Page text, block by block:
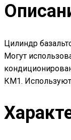
Цилиндр
Могут
КМ1.